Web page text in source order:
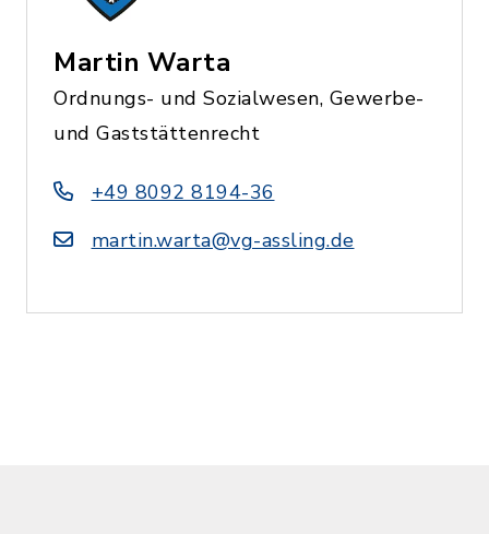
Martin Warta
Ordnungs- und Sozialwesen, Gewerbe-
und Gaststättenrecht
+49 8092 8194-36
martin.warta@vg-assling.de